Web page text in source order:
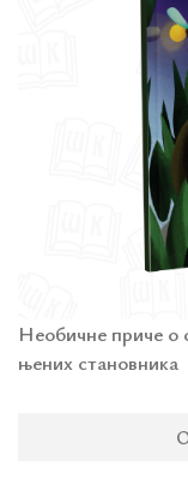
Необичне приче о
њених становника